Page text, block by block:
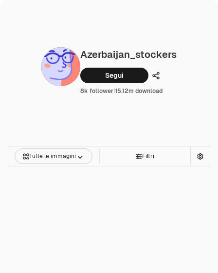
Azerbaijan_stockers
Segui Condividi
8k follower|15.12m download
Tutte le immagini Filtri